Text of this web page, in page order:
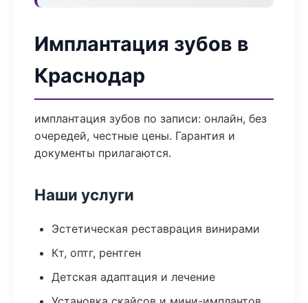
Имплантация зубов в
Краснодар
имплантация зубов по записи: онлайн, без
очередей, честные цены. Гарантия и
документы прилагаются.
Наши услуги
Эстетическая реставрация винирами
Кт, оптг, рентген
Детская адаптация и лечение